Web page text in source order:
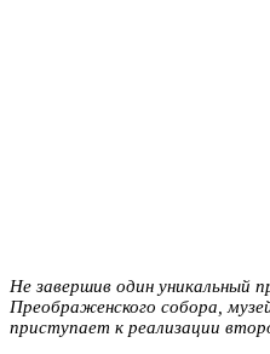
Не завершив один уникальный
Преображенского собора,
приступает к реализации